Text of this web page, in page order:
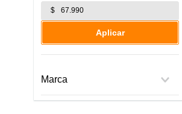
Marca
Fensa
$
Aplicar